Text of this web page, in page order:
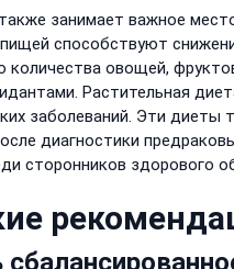
занимает важное
способствуют
количества овощей,
Растительная
заболеваний. Эти
диагностики
сторонников здорового